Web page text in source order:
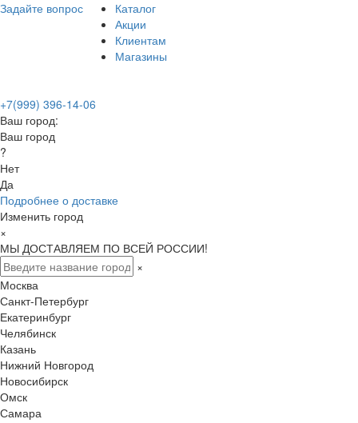
Задайте вопрос
Каталог
Акции
Клиентам
Магазины
+7(999) 396-14-06
Ваш город:
Ваш город
?
Нет
Да
Подробнее о доставке
Изменить город
×
МЫ ДОСТАВЛЯЕМ ПО ВСЕЙ РОССИИ!
×
Москва
Санкт-Петербург
Екатеринбург
Челябинск
Казань
Нижний Новгород
Новосибирск
Омск
Самара